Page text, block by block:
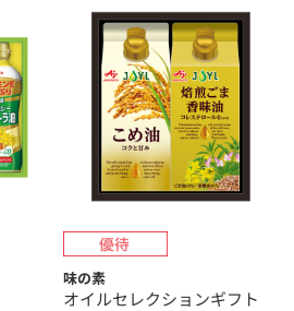
味の素
オイルセレクションギフト